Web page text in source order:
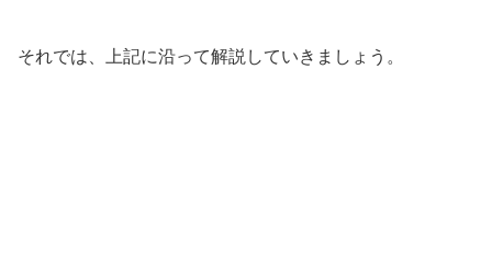
それでは、上記に沿って解説していきましょう。